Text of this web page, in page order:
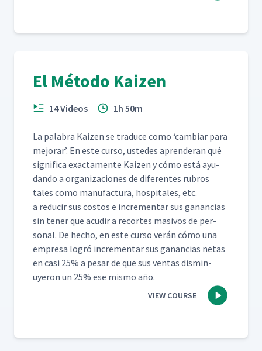
El Método Kaizen
14 Videos 1h 50m
La pal­abra Kaizen se tra­duce como ‘cam­biar para
mejo­rar’. En este cur­so, ust­edes apren­der­an qué
sig­nifi­ca exac­ta­mente Kaizen y cómo está ayu­
dan­do a orga­ni­za­ciones de difer­entes rubros
tales como man­u­fac­tura, hos­pi­tales, etc.
a reducir sus cos­tos e incre­men­tar sus ganan­cias
sin ten­er que acud­ir a recortes masivos de per­
son­al. De hecho, en este cur­so verán cómo una
empre­sa logró incre­men­tar sus ganan­cias netas
en casi 25% a pesar de que sus ven­tas dis­min­
uyeron un 25% ese mis­mo año.
VIEW COURSE